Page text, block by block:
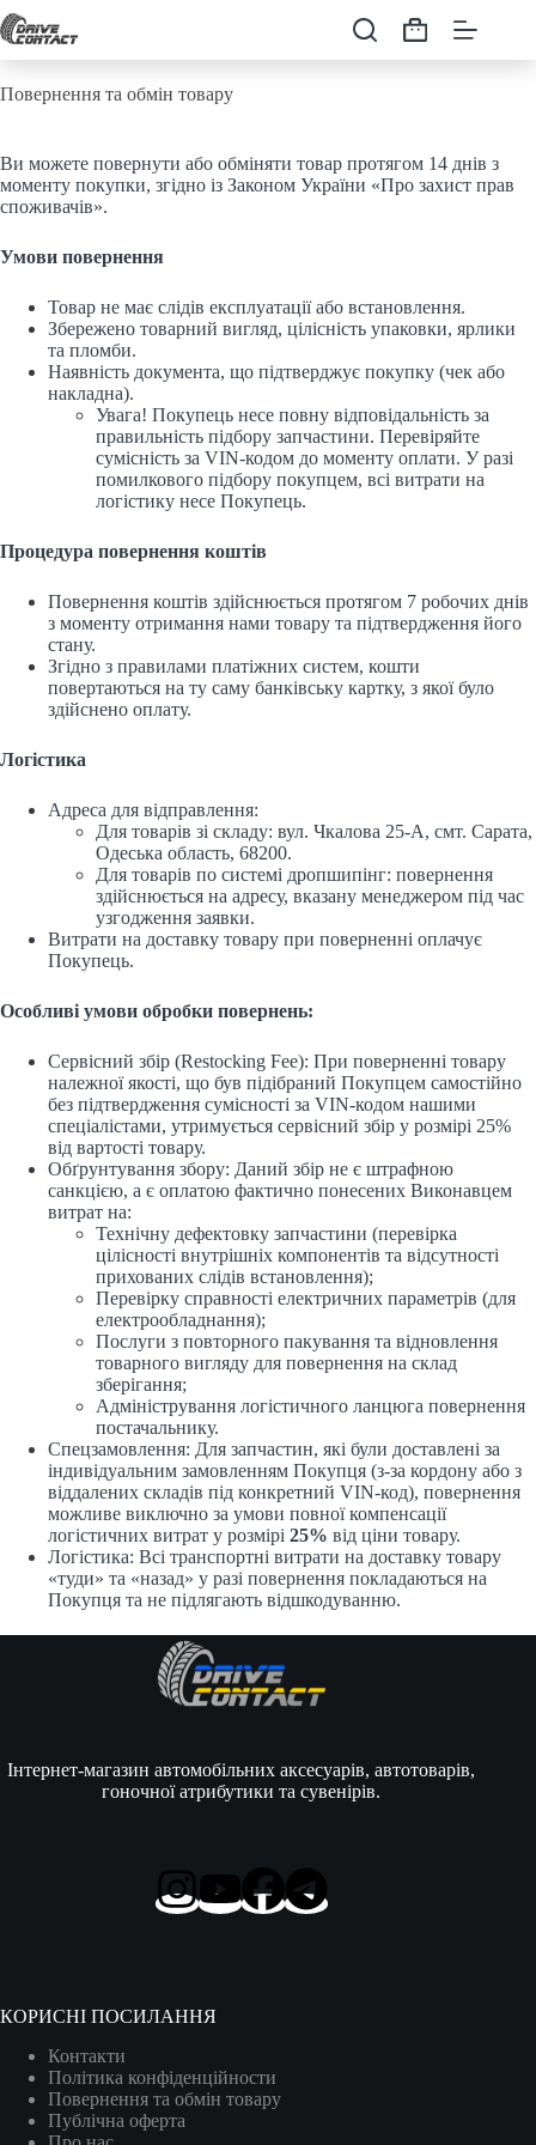
Перейти
до
Кошик
Повернення та обмін товару
Ви можете повернути або обміняти товар протягом 14 днів з
моменту покупки, згідно із Законом України «Про захист прав
споживачів».
Умови повернення
Товар не має слідів експлуатації або встановлення.
Збережено товарний вигляд, цілісність упаковки, ярлики
та пломби.
Наявність документа, що підтверджує покупку (чек або
накладна).
Увага! Покупець несе повну відповідальність за
правильність підбору запчастини. Перевіряйте
сумісність за VIN-кодом до моменту оплати. У разі
помилкового підбору покупцем, всі витрати на
логістику несе Покупець.
Процедура повернення коштів
Повернення коштів здійснюється протягом 7 робочих днів
з моменту отримання нами товару та підтвердження його
стану.
Згідно з правилами платіжних систем, кошти
повертаються на ту саму банківську картку, з якої було
здійснено оплату.
Логістика
Адреса для відправлення:
Для товарів зі складу: вул. Чкалова 25-А, смт. Сарата,
Одеська область, 68200.
Для товарів по системі дропшипінг: повернення
здійснюється на адресу, вказану менеджером під час
узгодження заявки.
Витрати на доставку товару при поверненні оплачує
Покупець.
Особливі умови обробки повернень:
Сервісний збір (Restocking Fee): При поверненні товару
належної якості, що був підібраний Покупцем самостійно
без підтвердження сумісності за VIN-кодом нашими
спеціалістами, утримується сервісний збір у розмірі 25%
від вартості товару.
Обґрунтування збору: Даний збір не є штрафною
санкцією, а є оплатою фактично понесених Виконавцем
витрат на:
Технічну дефектовку запчастини (перевірка
цілісності внутрішніх компонентів та відсутності
прихованих слідів встановлення);
Перевірку справності електричних параметрів (для
електрообладнання);
Послуги з повторного пакування та відновлення
товарного вигляду для повернення на склад
зберігання;
Адміністрування логістичного ланцюга повернення
постачальнику.
Спецзамовлення: Для запчастин, які були доставлені за
індивідуальним замовленням Покупця (з-за кордону або з
віддалених складів під конкретний VIN-код), повернення
можливе виключно за умови повної компенсації
логістичних витрат у розмірі 25% від ціни товару.
Логістика: Всі транспортні витрати на доставку товару
«туди» та «назад» у разі повернення покладаються на
Покупця та не підлягають відшкодуванню.
Інтернет-магазин автомобільних аксесуарів, автотоварів,
гоночної атрибутики та сувенірів.
КОРИСНІ ПОСИЛАННЯ
Контакти
Політика конфіденційности
Повернення та обмін товару
Публічна оферта